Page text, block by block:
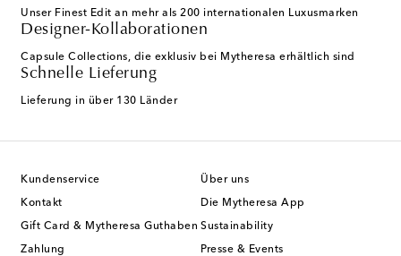
Unser Finest Edit an mehr als 200 internationalen Luxusmarken
Designer-Kollaborationen
Capsule Collections, die exklusiv bei Mytheresa erhältlich sind
Schnelle Lieferung
Lieferung in über 130 Länder
Kundenservice
Kontakt
Gift Card & Mytheresa Guthaben
Zahlung
Über uns
Die Mytheresa App
Sustainability
Presse & Events